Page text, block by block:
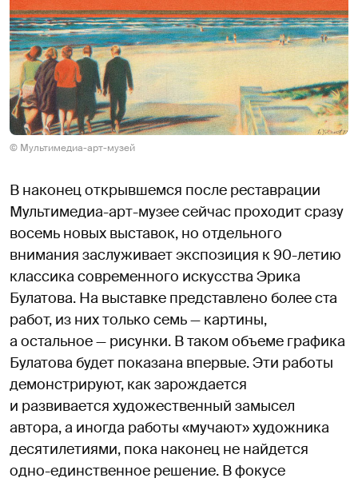
© Мультимедиа-арт-музей
В наконец открывшемся после реставрации
Мультимедиа-арт-музее сейчас проходит сразу
восемь новых выставок, но отдельного
внимания заслуживает экспозиция к 90-летию
классика современного искусства Эрика
Булатова. На выставке представлено более ста
работ, из них только семь — картины,
а остальное — рисунки. В таком объеме графика
Булатова будет показана впервые. Эти работы
демонстрируют, как зарождается
и развивается художественный замысел
автора, а иногда работы «мучают» художника
десятилетиями, пока наконец не найдется
одно-единственное решение. В фокусе